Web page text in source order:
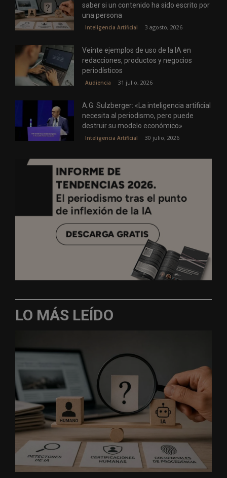
saber si un contenido ha sido escrito por
una persona
Inteligencia Artificial 3 agosto, 2026
Veinte ejemplos de uso de la IA en
redacciones, productos y negocios
periodísticos
Audiencia 31 julio, 2026
A.G. Sulzberger: «La inteligencia artificial
necesita al periodismo, pero puede
destruir su modelo económico»
Inteligencia Artificial 30 julio, 2026
LO MÁS LEÍDO